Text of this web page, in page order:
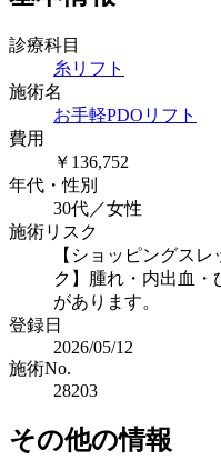
診療科目
糸リフト
施術名
お手軽PDOリフト
費用
￥136,752
年代・性別
30代／女性
施術リスク
【ショッピングス
ク】腫れ・内出血・
があります。
登録日
2026/05/12
施術No.
28203
その他の情報